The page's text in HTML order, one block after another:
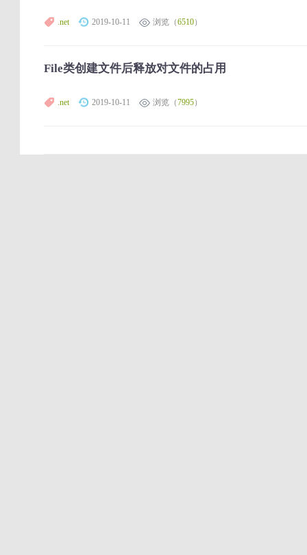
.net 2019-10-11 浏览（6510）
File类创建文件后释放对文件的占用
.net 2019-10-11 浏览（7995）